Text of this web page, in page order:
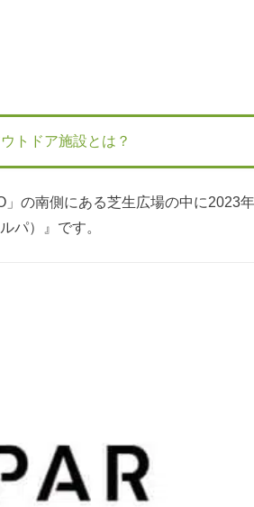
トドア施設とは？
の南側にある芝生広場の中に2023
パ）』です。